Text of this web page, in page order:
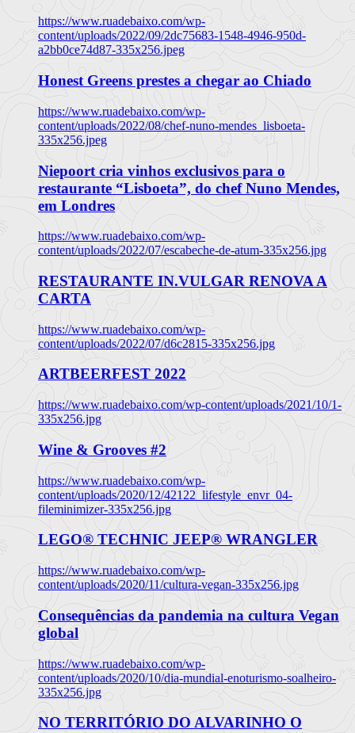
https://www.ruadebaixo.com/wp-
content/uploads/2022/09/2dc75683-1548-4946-950d-
a2bb0ce74d87-335x256.jpeg
Honest Greens prestes a chegar ao Chiado
https://www.ruadebaixo.com/wp-
content/uploads/2022/08/chef-nuno-mendes_lisboeta-
335x256.jpeg
Niepoort cria vinhos exclusivos para o
restaurante “Lisboeta”, do chef Nuno Mendes,
em Londres
https://www.ruadebaixo.com/wp-
content/uploads/2022/07/escabeche-de-atum-335x256.jpg
RESTAURANTE IN.VULGAR RENOVA A
CARTA
https://www.ruadebaixo.com/wp-
content/uploads/2022/07/d6c2815-335x256.jpg
ARTBEERFEST 2022
https://www.ruadebaixo.com/wp-content/uploads/2021/10/1-
335x256.jpg
Wine & Grooves #2
https://www.ruadebaixo.com/wp-
content/uploads/2020/12/42122_lifestyle_envr_04-
fileminimizer-335x256.jpg
LEGO® TECHNIC JEEP® WRANGLER
https://www.ruadebaixo.com/wp-
content/uploads/2020/11/cultura-vegan-335x256.jpg
Consequências da pandemia na cultura Vegan
global
https://www.ruadebaixo.com/wp-
content/uploads/2020/10/dia-mundial-enoturismo-soalheiro-
335x256.jpg
NO TERRITÓRIO DO ALVARINHO O